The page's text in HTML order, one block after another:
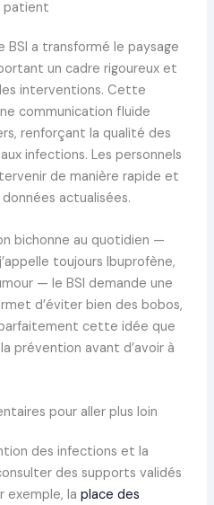
patient
BSI a transformé le paysage
un cadre rigoureux et
interventions. Cette
communication fluide
renforçant la qualité des
infections. Les personnels
de manière rapide et
actualisées.
bichonne au quotidien —
toujours Ibuprofène,
— le BSI demande une
d’éviter bien des bobos,
cette idée que
prévention avant d’avoir à
pour aller plus loin
des infections et la
des supports validés
exemple, la place des